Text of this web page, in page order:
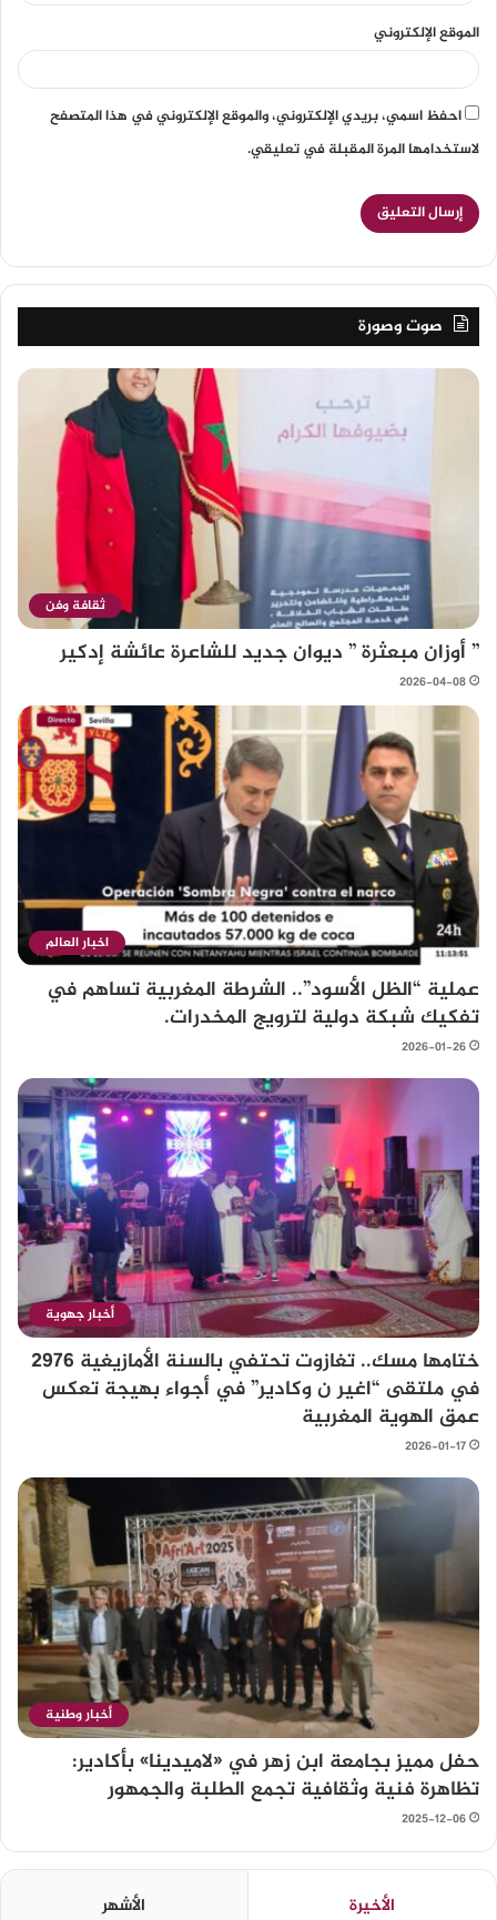
الموقع الإلكتروني
احفظ اسمي، بريدي الإلكتروني، والموقع الإلكتروني في هذا المتصفح
لاستخدامها المرة المقبلة في تعليقي.
صوت وصورة
ثقافة وفن
” أوزان مبعثرة ” ديوان جديد للشاعرة عائشة إدكير
2026-04-08
اخبار العالم
عملية “الظل الأسود”.. الشرطة المغربية تساهم في
تفكيك شبكة دولية لترويج المخدرات.
2026-01-26
أخبار جهوية
ختامها مسك.. تغازوت تحتفي بالسنة الأمازيغية 2976
في ملتقى “اغير ن وكادير” في أجواء بهيجة تعكس
عمق الهوية المغربية
2026-01-17
أخبار وطنية
حفل مميز بجامعة ابن زهر في «لاميدينا» بأكادير:
تظاهرة فنية وثقافية تجمع الطلبة والجمهور
2025-12-06
الأخيرة الأشهر